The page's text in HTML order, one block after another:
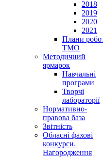
2018
2019
2020
2021
Плани
ТМО
Методичний
ярмарок
Навчальні
програми
Творчі
лабораторії
Нормативно-
правова база
Звітність
Обласні фахові
конкурси.
Нагородження